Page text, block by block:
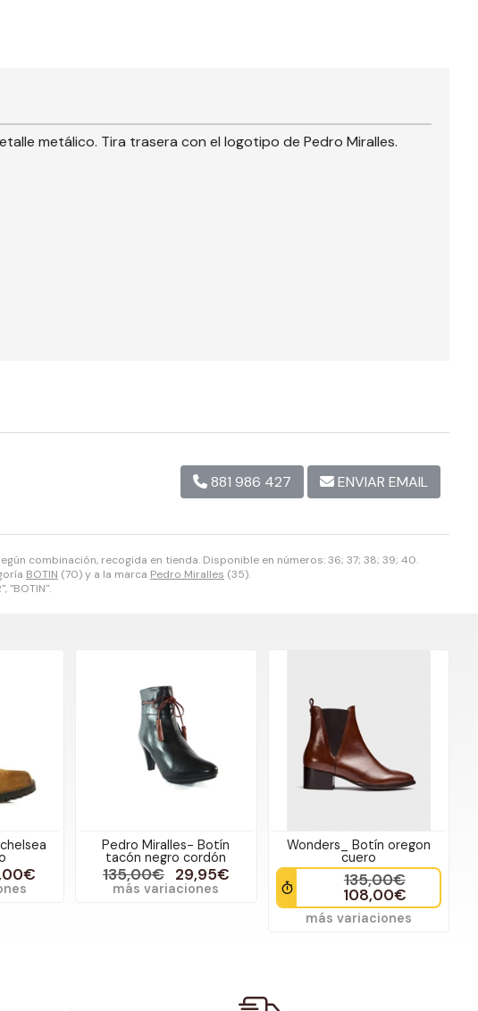
combinación, recogida en tienda. Disponible en números: 36; 37; 38; 39; 40.
BOTIN (70) y a la marca Pedro Miralles (35).
"BOTIN".
metálico. Tira trasera con el logotipo de Pedro Miralles.
881 986 427 ENVIAR EMAIL
Pedro Miralles- Botín
tacón negro cordón
135,00€ 29,95€
más variaciones
Wonders_ Botín oregon
cuero
135,00€
108,00€
más variaciones